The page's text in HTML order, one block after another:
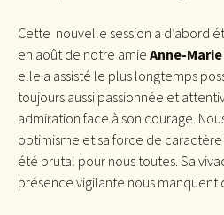
Cette nouvelle session a d’abord
en août de notre amie Anne-
elle a assisté le plus longtemps
toujours aussi passionnée et
admiration face à son courage.
optimisme et sa force de
été brutal pour nous toutes. Sa
présence vigilante nous manquent